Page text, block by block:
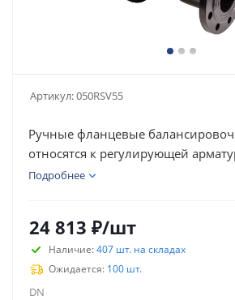
Артикул:050RSV55
Ручные фланцевые
относятся к регулирующей
Подробнее
24 813 ₽/шт
Наличие:407 шт. на складах
Ожидается: 100 шт.
DN